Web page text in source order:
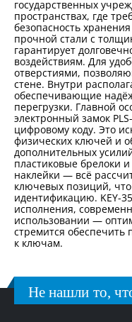
государственных
пространствах, где
безопасность
прочной стали с
гарантирует
воздействиям. Для
отверстиями,
стене. Внутри
обеспечивающие
перегрузки. Главной
электронный замок
цифровому коду. Это
физических ключей и
дополнительных
пластиковые брелоки
наклейки — всё
ключевых позиций, что
идентификацию. KEY-
исполнения,
использовании —
стремится обеспечить
к ключам.
Не нашли то,